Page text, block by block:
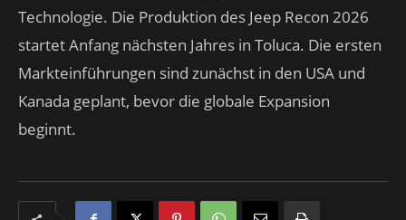
Technologie. Die Produktion des Jeep Recon 2026
startet Anfang nächsten Jahres in Toluca. Die ersten
Markteinführungen sind zunächst in den USA und
Kanada geplant, bevor die globale Expansion
beginnt.